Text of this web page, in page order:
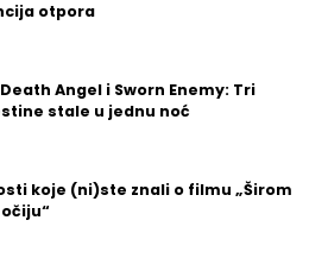
otpora
Angel i Sworn Enemy: Tri
stale u jednu noć
koje (ni)ste znali o filmu „Širom